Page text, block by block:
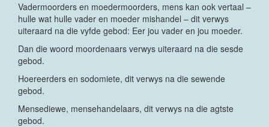
Vadermoorders en moedermoorders, mens kan ook vertaal –
hulle wat hulle vader en moeder mishandel – dit verwys
uiteraard na die vyfde gebod: Eer jou vader en jou moeder.
Dan die woord moordenaars verwys uiteraard na die sesde
gebod.
Hoereerders en sodomiete, dit verwys na die sewende
gebod.
Mensediewe, mensehandelaars, dit verwys na die agtste
gebod.